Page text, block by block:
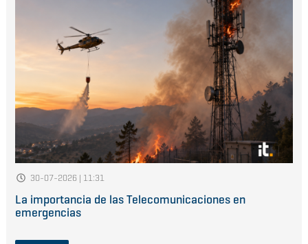
30-07-2026 | 11:31
La importancia de las Telecomunicaciones en
emergencias